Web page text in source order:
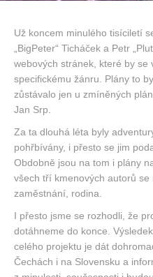
Už koncem minulého tisíciletí
„BigPeter“ Ticháček a Petr
webových stránek, které by se
specifickému žánru. Plány to
zůstávalo jen u zmíněných
Jan Srp.
Za ta dlouhá léta byly
pohřbívány, i přesto se jim
Obdobně jsou na tom i plány
všech tří kmenových autorů
zaměstnání, rodina.
I přesto jsme se rozhodli, že
dotáhneme do konce.
celého projektu je dát
Čechách i na Slovensku a